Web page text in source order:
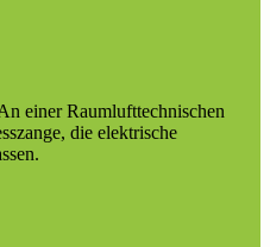
einer Raumlufttechnischen
die elektrische